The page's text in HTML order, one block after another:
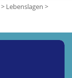
> Lebenslagen >